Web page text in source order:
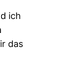
ich
das